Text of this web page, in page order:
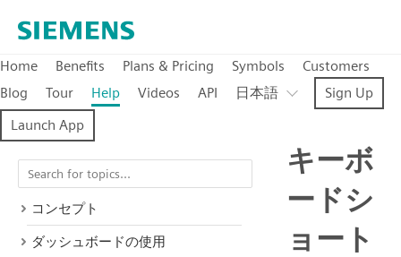
Home Benefits Plans & Pricing Symbols
Customers
Blog
Tour Help Videos API 日本語
Sign Up
Launch App
コンセプト
ダッシュボードの使用
キーボ
ードシ
ョート